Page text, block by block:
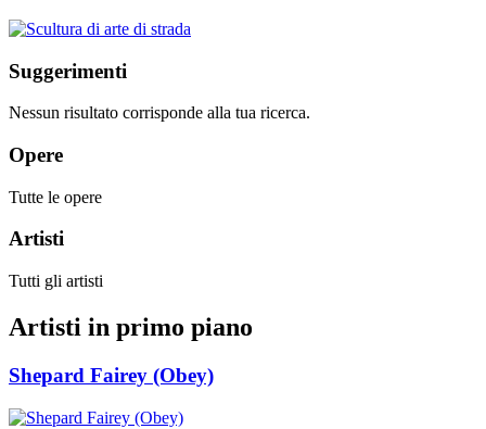
Suggerimenti
Nessun risultato corrisponde alla tua ricerca.
Opere
Tutte le opere
Artisti
Tutti gli artisti
Artisti in primo piano
Shepard Fairey (Obey)